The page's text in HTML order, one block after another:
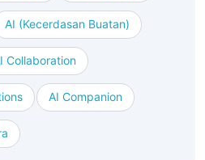
AI (kecerdasan Buatan)
Collaboration
AI Companion